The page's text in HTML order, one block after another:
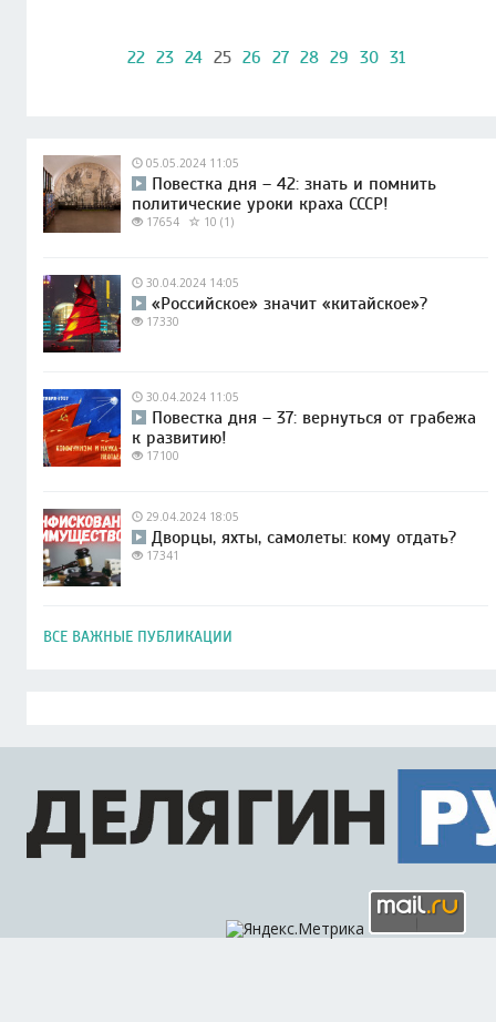
22 23 24 25 26 27 28 29 30 31
05.05.2024 11:05
Повестка дня – 42: знать и помнить
политические уроки краха СССР!
17654 10 (1)
30.04.2024 14:05
«Российское» значит «китайское»?
17330
30.04.2024 11:05
Повестка дня – 37: вернуться от грабежа
к развитию!
17100
29.04.2024 18:05
Дворцы, яхты, самолеты: кому отдать?
17341
ВСЕ ВАЖНЫЕ ПУБЛИКАЦИИ